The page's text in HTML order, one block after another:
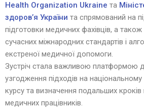
Health Organization Ukraine та
здоров’я України та спрямований на
підготовки медичних фахівців, а
сучасних міжнародних стандартів і
екстреної медичної допомоги.
Зустріч стала важливою платформою
узгодження підходів на
курсу та визначення подальших
медичних працівників.